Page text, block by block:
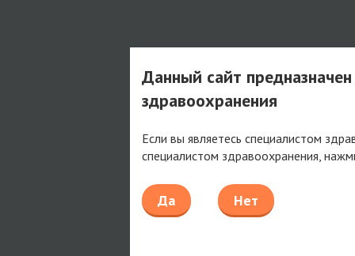
Данный сайт
здравоохранения
Если вы являетесь специалистом
специалистом здравоохранения,
Да Нет